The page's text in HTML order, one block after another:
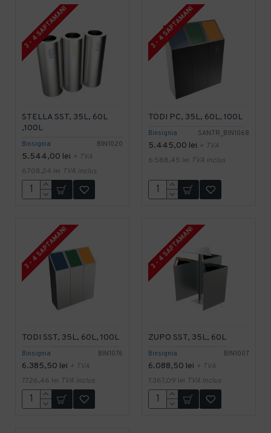
3 - 4 SAPTAMANI
Binsignia BIN1020
STELLA SST, 35L, 60L
,100L
5.544,00 lei + TVA
6.708,24 lei TVA inclus
3 - 4 SAPTAMANI
Binsignia SANTR_BIN1068
TODI PC, 35L, 60L, 100L
5.445,00 lei + TVA
6.588,45 lei TVA inclus
3 - 4 SAPTAMANI
Binsignia BIN1076
TODI SST, 35L, 60L, 100L
6.385,50 lei + TVA
7.726,46 lei TVA inclus
3 - 4 SAPTAMANI
Binsignia BIN1007
ZUPO SST, 35L, 60L
6.088,50 lei + TVA
7.367,09 lei TVA inclus